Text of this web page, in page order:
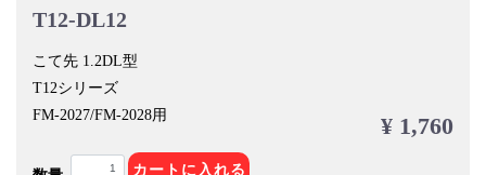
T12-DL12
こて先 1.2DL型
T12シリーズ
FM-2027/FM-2028用
¥ 1,760
カートに入れる